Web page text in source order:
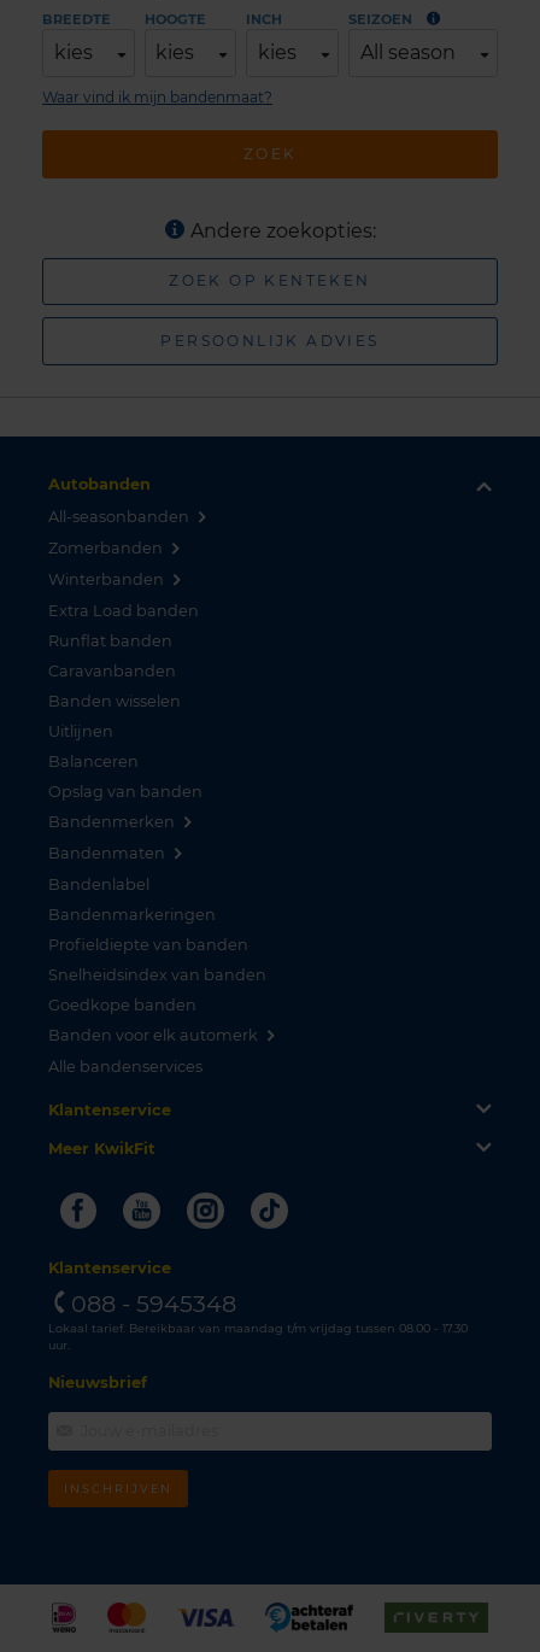
BREEDTE
kies
HOOGTE
kies
INCH
kies
SEIZOEN
All season
ZOEK
Waar vind ik mijn bandenmaat?
Andere zoekopties:
ZOEK OP KENTEKEN
PERSOONLIJK ADVIES
Autobanden
All-seasonbanden
Zomerbanden
Winterbanden
Extra Load banden
Runflat banden
Caravanbanden
Banden wisselen
Uitlijnen
Balanceren
Opslag van banden
Bandenmerken
Bandenmaten
Bandenlabel
Bandenmarkeringen
Profieldiepte van banden
Snelheidsindex van banden
Goedkope banden
Banden voor elk automerk
Alle bandenservices
Klantenservice
Meer KwikFit
FacebookYoutubeInstagram
Tiktok
Klantenservice
088 - 5945348
Lokaal tarief. Bereikbaar van maandag t/m vrijdag tussen 08.00 - 17.30
uur.
Nieuwsbrief
INSCHRIJVEN